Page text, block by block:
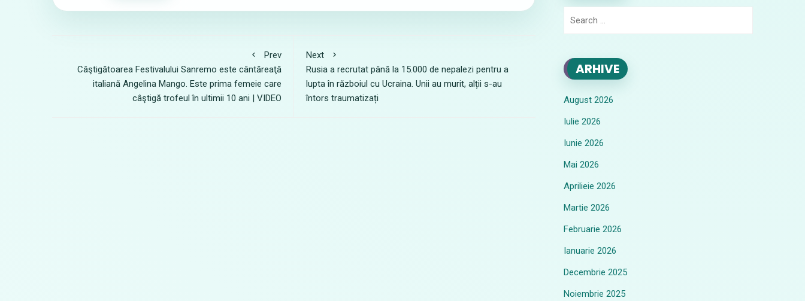
Prev
Câştigătoarea Festivalului Sanremo este cântăreaţă
italiană Angelina Mango. Este prima femeie care
câştigă trofeul în ultimii 10 ani | VIDEO
Next
Rusia a recrutat până la 15.000 de nepalezi pentru a
lupta în războiul cu Ucraina. Unii au murit, alții s-au
întors traumatizați
ARHIVE
August 2026
Iulie 2026
Iunie 2026
Mai 2026
Aprilieie 2026
Martie 2026
Februarie 2026
Ianuarie 2026
Decembrie 2025
Noiembrie 2025